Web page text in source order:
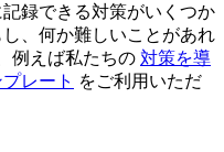
録できる対策がいくつか
、何か難しいことがあれ
例えば私たちの 対策を導
レート をご利用いただ